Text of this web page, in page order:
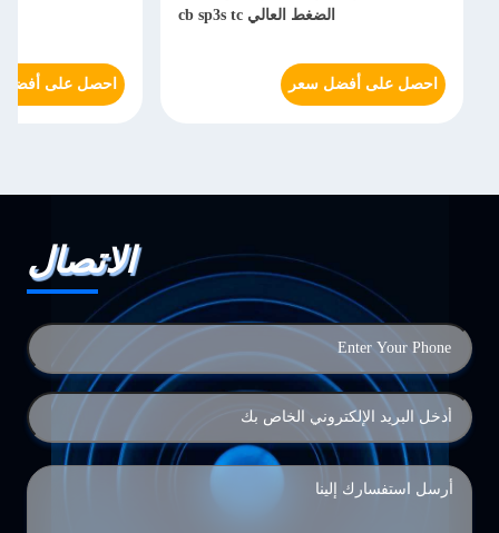
الضغط العالي cb sp3s tc
احصل على أفضل سعر احصل على
الاتصال